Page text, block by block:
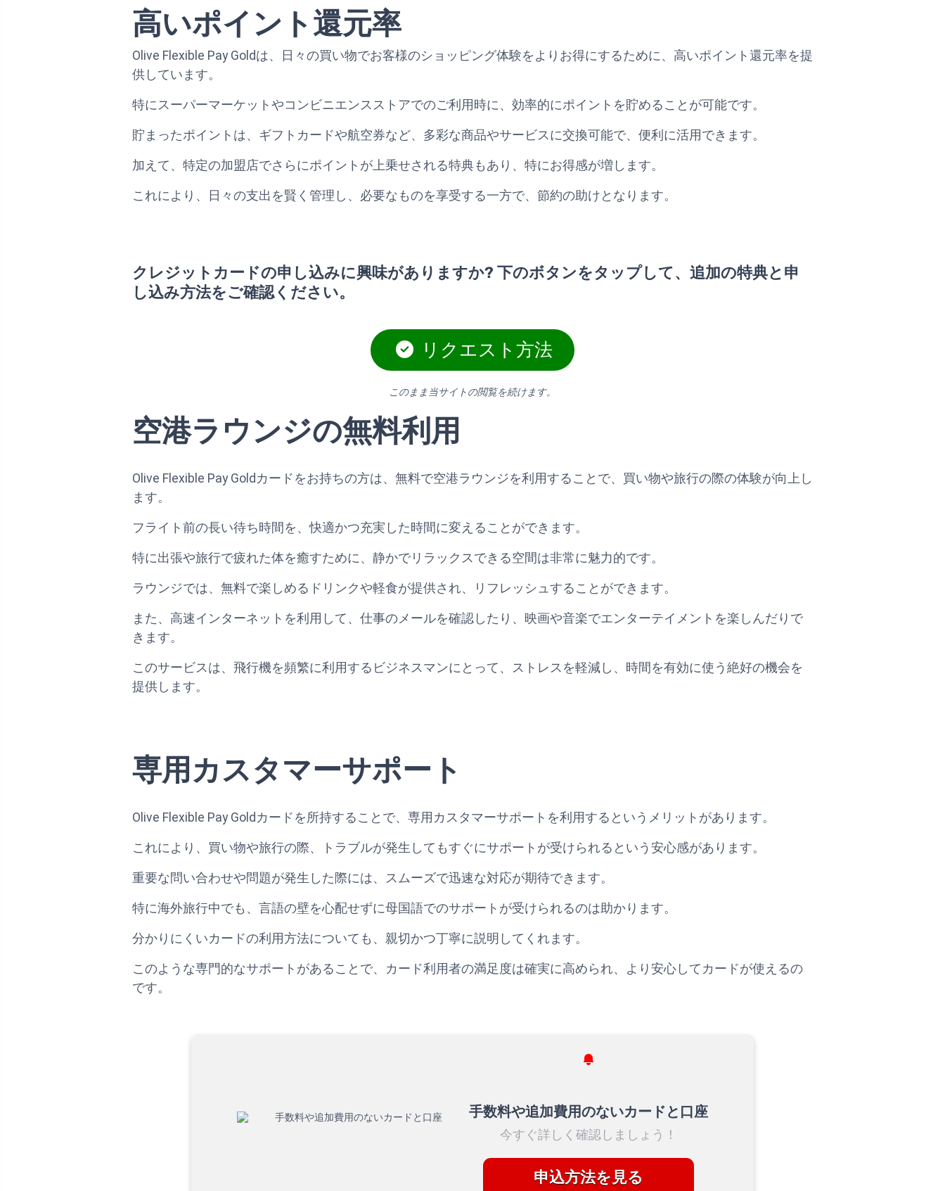
高いポイント還元率
Olive Flexible Pay Goldは、日々の買い物でお客様のショッピング体験をよりお得にするために、高いポイント還元率を提
供しています。
特にスーパーマーケットやコンビニエンスストアでのご利用時に、効率的にポイントを貯めることが可能です。
貯まったポイントは、ギフトカードや航空券など、多彩な商品やサービスに交換可能で、便利に活用できます。
加えて、特定の加盟店でさらにポイントが上乗せされる特典もあり、特にお得感が増します。
これにより、日々の支出を賢く管理し、必要なものを享受する一方で、節約の助けとなります。
クレジットカードの申し込みに興味がありますか? 下のボタンをタップして、追加の特典と申
し込み方法をご確認ください。
リクエスト方法
このまま当サイトの閲覧を続けます。
空港ラウンジの無料利用
Olive Flexible Pay Goldカードをお持ちの方は、無料で空港ラウンジを利用することで、買い物や旅行の際の体験が向上し
ます。
フライト前の長い待ち時間を、快適かつ充実した時間に変えることができます。
特に出張や旅行で疲れた体を癒すために、静かでリラックスできる空間は非常に魅力的です。
ラウンジでは、無料で楽しめるドリンクや軽食が提供され、リフレッシュすることができます。
また、高速インターネットを利用して、仕事のメールを確認したり、映画や音楽でエンターテイメントを楽しんだりで
きます。
このサービスは、飛行機を頻繁に利用するビジネスマンにとって、ストレスを軽減し、時間を有効に使う絶好の機会を
提供します。
専用カスタマーサポート
Olive Flexible Pay Goldカードを所持することで、専用カスタマーサポートを利用するというメリットがあります。
これにより、買い物や旅行の際、トラブルが発生してもすぐにサポートが受けられるという安心感があります。
重要な問い合わせや問題が発生した際には、スムーズで迅速な対応が期待できます。
特に海外旅行中でも、言語の壁を心配せずに母国語でのサポートが受けられるのは助かります。
分かりにくいカードの利用方法についても、親切かつ丁寧に説明してくれます。
このような専門的なサポートがあることで、カード利用者の満足度は確実に高められ、より安心してカードが使えるの
です。
手数料や追加費用のないカードと口座
今すぐ詳しく確認しましょう！
申込方法を見る